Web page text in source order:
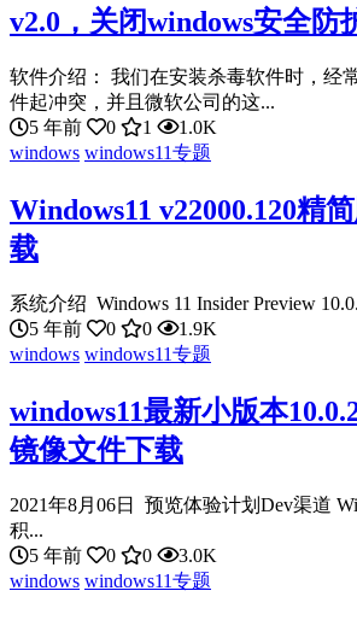
v2.0，关闭windows安全防
软件介绍： 我们在安装杀毒软件时，经
件起冲突，并且微软公司的这...
5 年前
0 1
1.0K
windows windows11专题
Windows11 v22000.120精
载
系统介绍 Windows 11 Insider Preview
5 年前
0 0
1.9K
windows windows11专题
windows11最新小版本
镜像文件下载
2021年8月06日 预览体验计划Dev渠道
积...
5 年前
0 0
3.0K
windows windows11专题